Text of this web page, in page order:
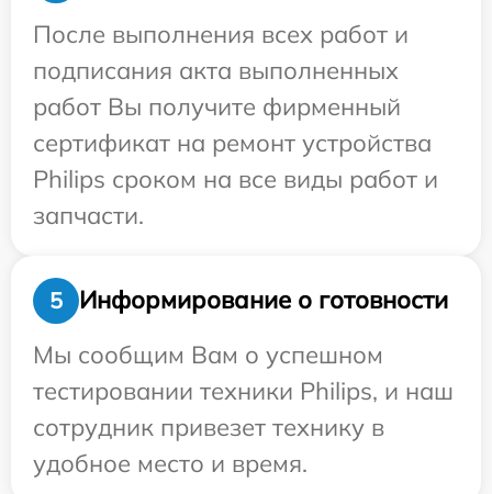
После выполнения всех работ и
подписания акта выполненных
работ Вы получите фирменный
сертификат на ремонт устройства
Philips сроком на все виды работ и
запчасти.
5
Информирование о готовности
Мы сообщим Вам о успешном
тестировании техники Philips, и наш
сотрудник привезет технику в
удобное место и время.